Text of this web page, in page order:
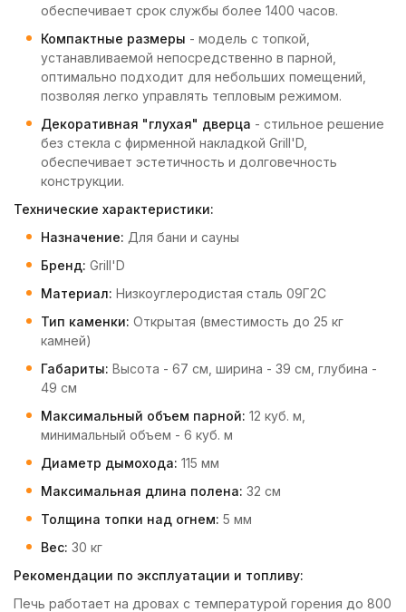
обеспечивает срок службы более 1400 часов.
Компактные размеры - модель с топкой,
устанавливаемой непосредственно в парной,
оптимально подходит для небольших помещений,
позволяя легко управлять тепловым режимом.
Декоративная "глухая" дверца - стильное решение
без стекла с фирменной накладкой Grill'D,
обеспечивает эстетичность и долговечность
конструкции.
Технические характеристики:
Назначение: Для бани и сауны
Бренд: Grill'D
Материал: Низкоуглеродистая сталь 09Г2С
Тип каменки: Открытая (вместимость до 25 кг
камней)
Габариты: Высота - 67 см, ширина - 39 см, глубина -
49 см
Максимальный объем парной: 12 куб. м,
минимальный объем - 6 куб. м
Диаметр дымохода: 115 мм
Максимальная длина полена: 32 см
Толщина топки над огнем: 5 мм
Вес: 30 кг
Рекомендации по эксплуатации и топливу:
Печь работает на дровах с температурой горения до 800